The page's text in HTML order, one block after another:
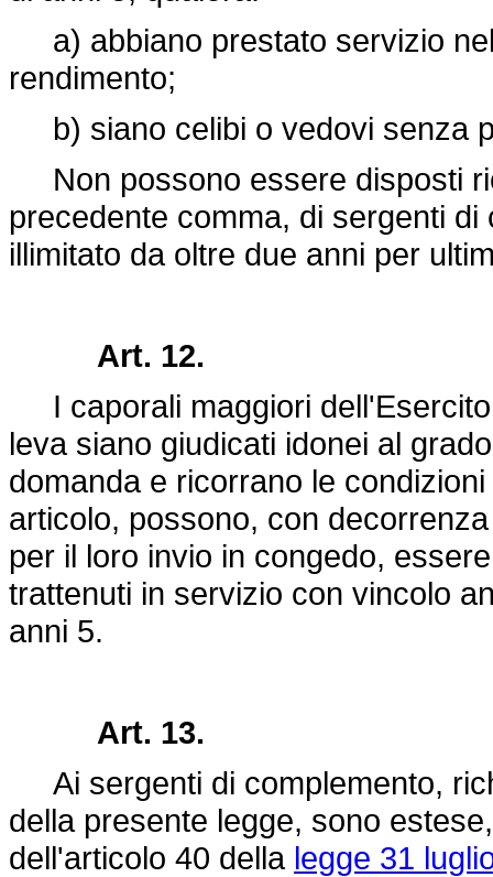
a) abbiano prestato servizio
rendimento;
b) siano celibi o vedovi senza
Non possono essere disposti
precedente comma, di sergenti
illimitato da oltre due anni per
Art. 12.
I caporali maggiori
leva siano giudicati idonei al
domanda e ricorrano le
articolo, possono, con
per il loro invio in congedo,
trattenuti in servizio con vincolo
anni 5.
Art. 13.
Ai sergenti di complemento,
della presente legge, sono
dell'articolo 40 della legge 31